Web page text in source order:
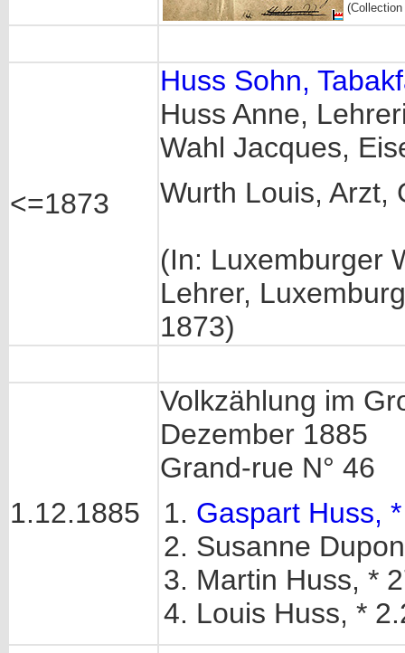
<=1873
Huss Sohn,
Huss Anne,
Wahl Jacques,
Wurth Louis, Arzt,
(In: Luxemburger
Lehrer,
1873)
1.12.1885
Volkzählung im
Dezember 1885
Grand-rue N° 46
Gaspart Huss,
Susanne
Martin Huss, *
Louis Huss, *